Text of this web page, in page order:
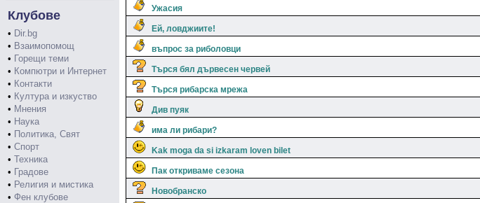
Клубове
• Dir.bg
• Взаимопомощ
• Горещи теми
• Компютри и Интернет
• Контакти
• Култура и изкуство
• Мнения
• Наука
• Политика, Свят
• Спорт
• Техника
• Градове
• Религия и мистика
• Фен клубове
Ужасия
Ей, ловджиите!
въпрос за риболовци
Търся бял дървесен червей
Търся рибарска мрежа
Див пуяк
има ли рибари?
Kak moga da si izkaram loven bilet
Пак откриваме сезона
Новобранско